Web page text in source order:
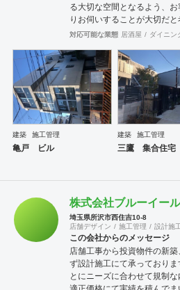
る大切な空間となるよう、
りお伺いすることが大切だ
事、建築工事やリフォーム
対応可能な業態 居酒屋 ダイニン
建築 施工管理
亀戸 ビル
建築 施工管理
三鷹 集合住宅
株式会社ブルーイール
埼玉県所沢市西住吉10-8
店舗デザイン
施工管理 設計施
この会社からのメッセージ
店舗工事から投資物件の新
ず設計施工にて承っており
とにニーズに合わせて規制